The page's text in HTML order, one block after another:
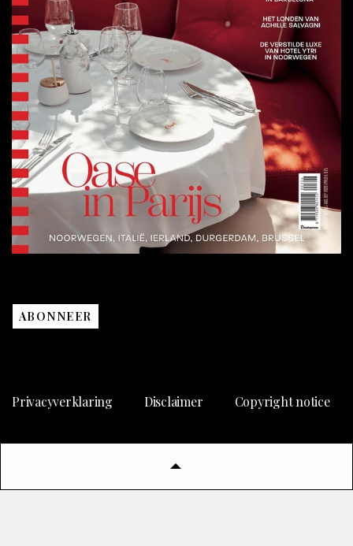
ABONNEER
Privacyverklaring Disclaimer Copyright notice